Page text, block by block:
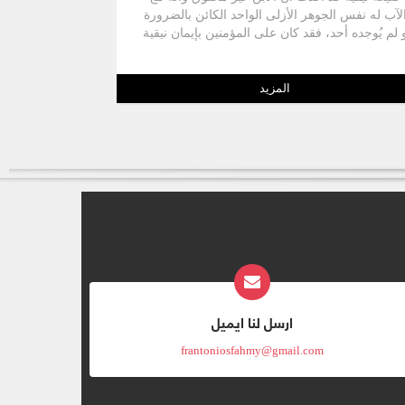
الآب له نفس الجوهر الأزلى الواحد الكائن بالضرورة
لم يُوجده أحد، فقد كان على المؤمنين بإيمان نيقية
يقبل الضعف والألم بل والموت أيضاً !! وقد أجابت
الإسكندرية وفق ميراث تقليدها العقيدي الذي ينحدر
ولكن بعض المعلمين من أنطاكية أجابوا على هذا
التساؤل بمنهج مختلف كان يمليه ميراث الفلسفة
القسطنطينية
المزيد
ارسل لنا ايميل
frantoniosfahmy@gmail.com